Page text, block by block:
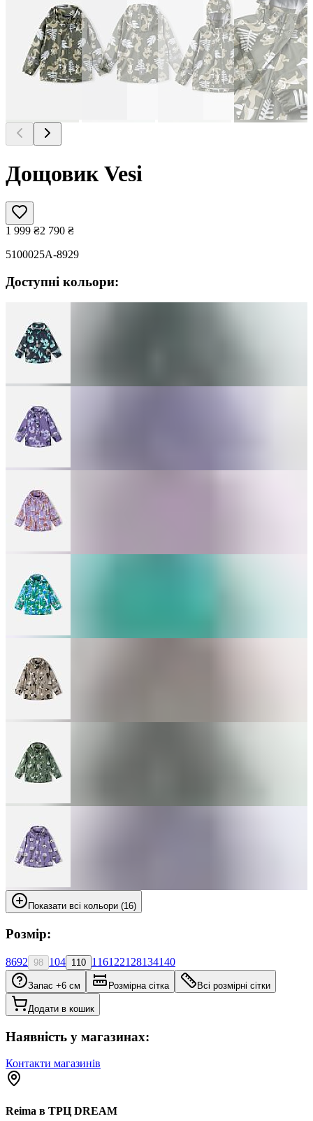
Дощовик Vesi
1 999 ₴2 790 ₴
5100025A-8929
Доступні кольори:
Показати всі кольори (16)
Розмір:
8692 98 104 110 116122128134140
Запас +6 см Розмірна сітка Всі розмірні сітки
Додати в кошик
Наявність у магазинах:
Контакти магазинів
Reima в ТРЦ DREAM